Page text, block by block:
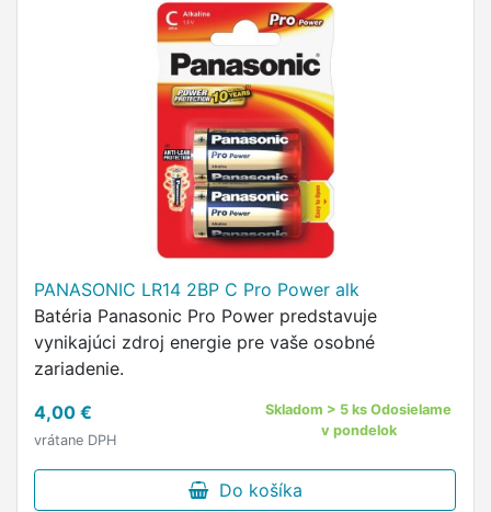
PANASONIC LR14 2BP C Pro Power alk
Batéria Panasonic Pro Power predstavuje
vynikajúci zdroj energie pre vaše osobné
zariadenie.
4,00 €
vrátane DPH
Skladom > 5 ks Odosielame
v pondelok
Do košíka